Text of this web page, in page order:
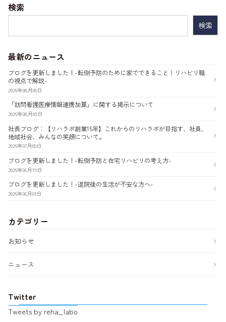
シ
検索
最新のニュース
ブログを更新しました！-転倒予防のために家でできること｜リハビリ職
の視点で解説-
2026年08月06日
「訪問看護医療情報連携加算」に関する掲示について
2026年08月05日
社長ブログ：【リハラボ創業15年】これからのリハラボが目指す、社員、
地域社会、みんなの笑顔について。
2026年07月09日
ブログを更新しました！-転倒予防と在宅リハビリの考え方-
2026年06月15日
ブログを更新しました！-退院後の生活が不安な方へ-
2026年06月01日
カテゴリー
お知らせ
ニュース
Twitter
Tweets by reha_labo